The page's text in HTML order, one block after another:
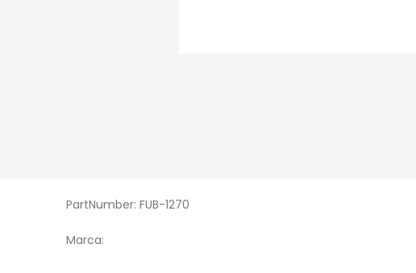
PartNumber: FUB-1270
Marca: